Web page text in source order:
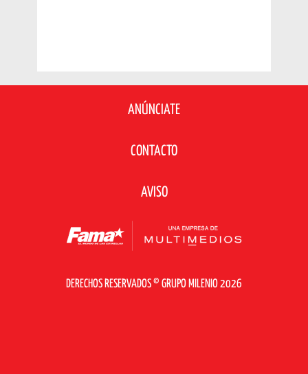
ANÚNCIATE
CONTACTO
AVISO
DERECHOS RESERVADOS © GRUPO MILENIO 2026